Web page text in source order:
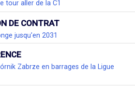
tour aller de la C1
DE CONTRAT
jusqu'en 2031
Zabrze en barrages de la Ligue